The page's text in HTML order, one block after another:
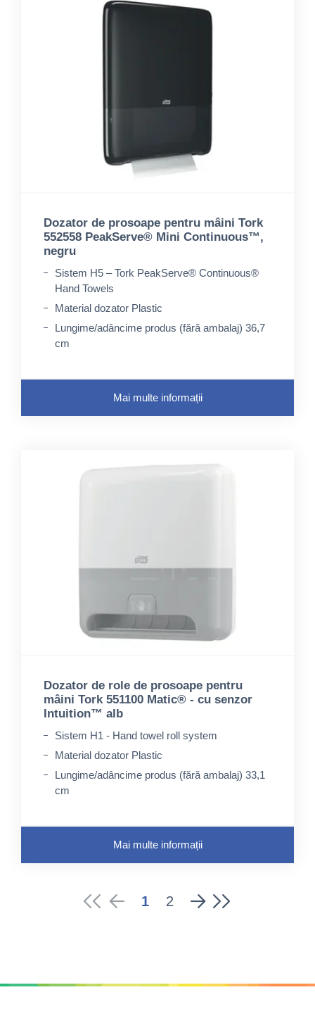
Dozator de prosoape pentru mâini Tork
552558 PeakServe® Mini Continuous™,
negru
Sistem H5 – Tork PeakServe® Continuous®
Hand Towels
Material dozator Plastic
Lungime/adâncime produs (fără ambalaj) 36,7
cm
Mai multe informații
Dozator de role de prosoape pentru
mâini Tork 551100 Matic® - cu senzor
Intuition™ alb
Sistem H1 - Hand towel roll system
Material dozator Plastic
Lungime/adâncime produs (fără ambalaj) 33,1
cm
Mai multe informații
1 2